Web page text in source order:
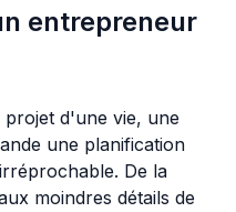
entrepreneur
d'une vie, une
une planification
De la
moindres détails de